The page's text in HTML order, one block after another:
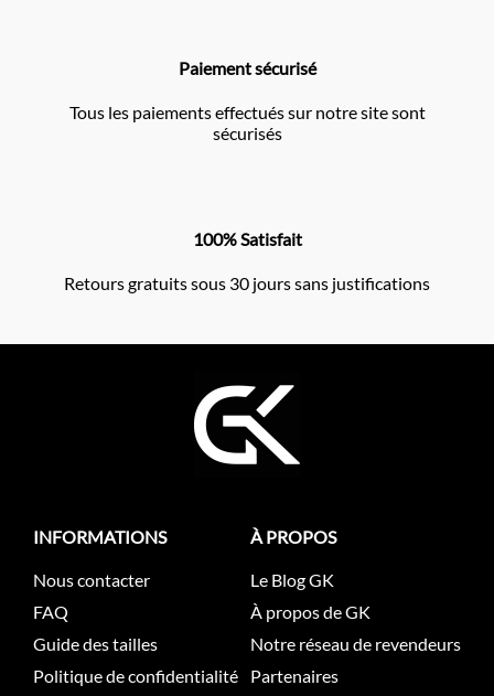
Paiement sécurisé
Tous les paiements effectués sur notre site sont
sécurisés
100% Satisfait
Retours gratuits sous 30 jours sans justifications
INFORMATIONS
Nous contacter
FAQ
Guide des tailles
Politique de confidentialité
À PROPOS
Le Blog GK
À propos de GK
Notre réseau de revendeurs
Partenaires